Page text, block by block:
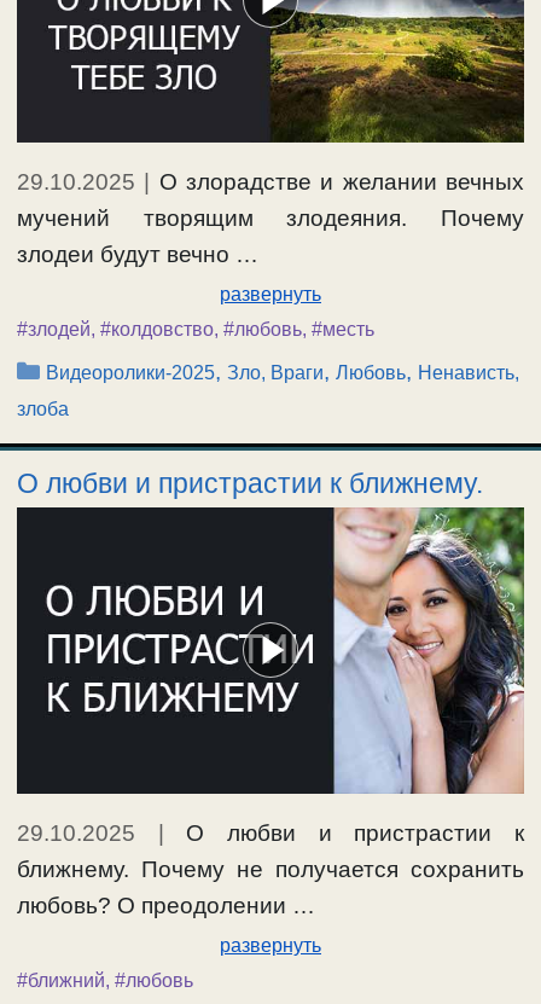
29.10.2025
О злорадстве и желании вечных
мучений творящим злодеяния. Почему
злодеи будут вечно …
развернуть
#злодей, #колдовство, #любовь, #месть
Рубрики
Видеоролики-2025,Зло, Враги,Любовь, Ненависть,
злоба
О любви и пристрастии к ближнему.
29.10.2025
О любви и пристрастии к
ближнему. Почему не получается сохранить
любовь? О преодолении …
развернуть
#ближний, #любовь